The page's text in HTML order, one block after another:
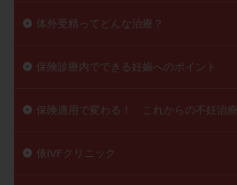
体外受精ってどんな治療？
保険診療内でできる妊娠へのポイント
保険適用で変わる！ これからの不妊治療
俵IVFクリニック